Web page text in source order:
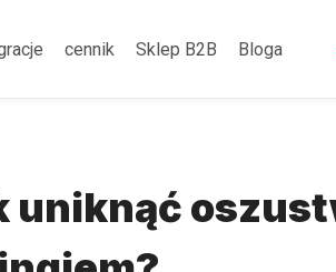
cennik Sklep B2B Bloga